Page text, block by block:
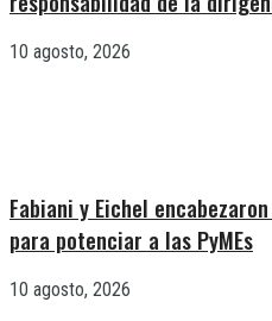
10 agosto, 2026
Fabiani y Eichel
para potenciar a las PyMEs
10 agosto, 2026